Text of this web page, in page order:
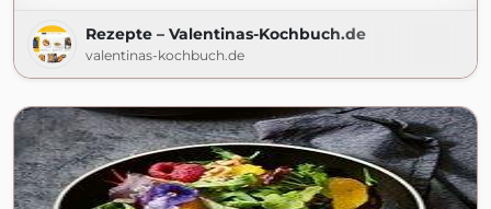
Rezepte – Valentinas-Kochbuch.de
valentinas-kochbuch.de